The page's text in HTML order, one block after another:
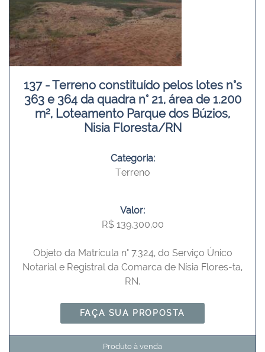
137 - Terreno constituído pelos lotes n°s
363 e 364 da quadra n° 21, área de 1.200
m², Loteamento Parque dos Búzios,
Nisia Floresta/RN
Categoria:
Terreno
Valor:
R$ 139.300,00
Objeto da Matrícula n° 7.324, do Serviço Único
Notarial e Registral da Comarca de Nísia Flores-ta,
RN.
FAÇA SUA PROPOSTA
Produto à venda